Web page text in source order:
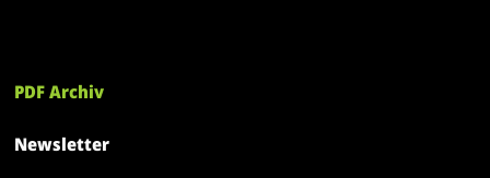
PDF Archiv
Newsletter